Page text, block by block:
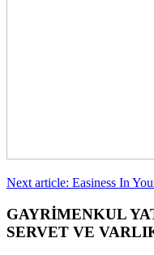
Next article: Easiness In
GAYRİMENKUL
SERVET VE